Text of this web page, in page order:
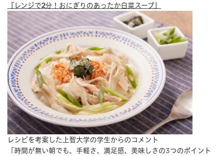
『レンジで2分！おにぎりのあったか白菜スープ』
レシピを考案した上智大学の学生からのコメント
「時間が無い朝でも、手軽さ、満足感、美味しさの3つのポイント